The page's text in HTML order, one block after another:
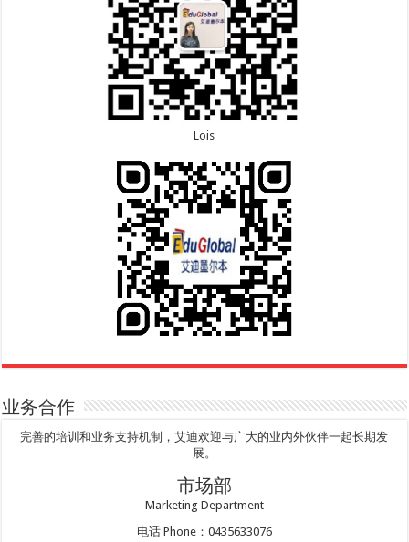
Lois
业务合作
完善的培训和业务支持机制，艾迪欢迎与广大的业内外伙伴一起长期发
展。
市场部
Marketing Department
电话 Phone：0435633076